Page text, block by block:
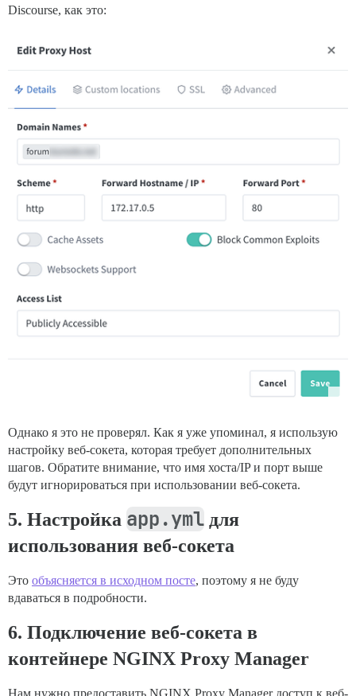
Discourse, как это:
Однако я это не проверял. Как я уже упоминал, я использую
настройку веб-сокета, которая требует дополнительных
шагов. Обратите внимание, что имя хоста/IP и порт выше
будут игнорироваться при использовании веб-сокета.
5. Настройка app.yml для
использования веб-сокета
Это объясняется в исходном посте, поэтому я не буду
вдаваться в подробности.
6. Подключение веб-сокета в
контейнере NGINX Proxy Manager